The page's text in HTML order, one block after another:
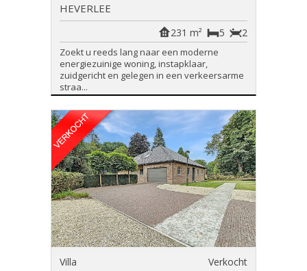
HEVERLEE
2
5
231 m²
Zoekt u reeds lang naar een moderne
energiezuinige woning, instapklaar,
zuidgericht en gelegen in een verkeersarme
straa...
Villa Verkocht